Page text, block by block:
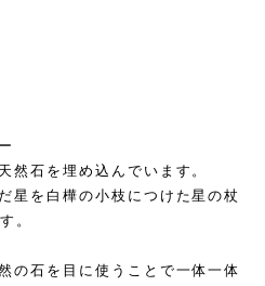
然石を埋め込んでいます。
星を白樺の小枝につけた星の杖
。
の石を目に使うことで一体一体